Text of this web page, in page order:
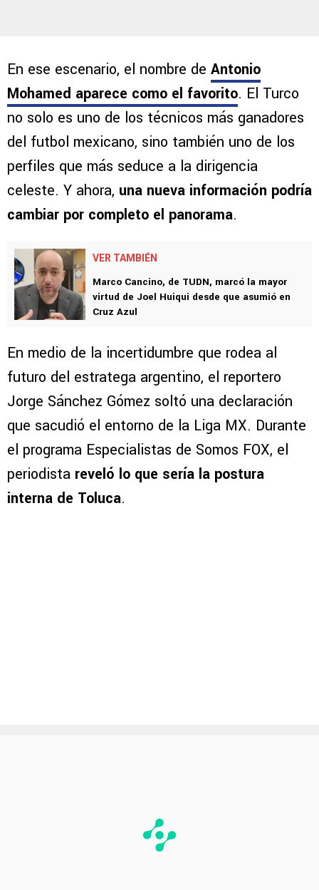
En ese escenario, el nombre de Antonio
Mohamed aparece como el favorito. El Turco
no solo es uno de los técnicos más ganadores
del futbol mexicano, sino también uno de los
perfiles que más seduce a la dirigencia
celeste. Y ahora, una nueva información podría
cambiar por completo el panorama.
VER TAMBIÉN
Marco Cancino, de TUDN, marcó la mayor
virtud de Joel Huiqui desde que asumió en
Cruz Azul
En medio de la incertidumbre que rodea al
futuro del estratega argentino, el reportero
Jorge Sánchez Gómez soltó una declaración
que sacudió el entorno de la Liga MX. Durante
el programa Especialistas de Somos FOX, el
periodista reveló lo que sería la postura
interna de Toluca.